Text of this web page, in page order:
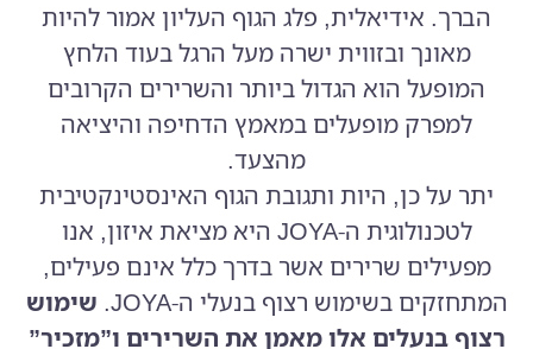
הברך. אידיאלית, פלג הגוף העליון אמור להיות
מאונך ובזווית ישרה מעל הרגל בעוד הלחץ
המופעל הוא הגדול ביותר והשרירים הקרובים
למפרק מופעלים במאמץ הדחיפה והיציאה
מהצעד.
יתר על כן, היות ותגובת הגוף האינסטינקטיבית
לטכנולוגית ה-JOYA היא מציאת איזון, אנו
מפעילים שרירים אשר בדרך כלל אינם פעילים,
המתחזקים בשימוש רצוף בנעלי ה-JOYA.
שימוש
רצוף בנעלים אלו מאמן את השרירים ו”מזכיר”